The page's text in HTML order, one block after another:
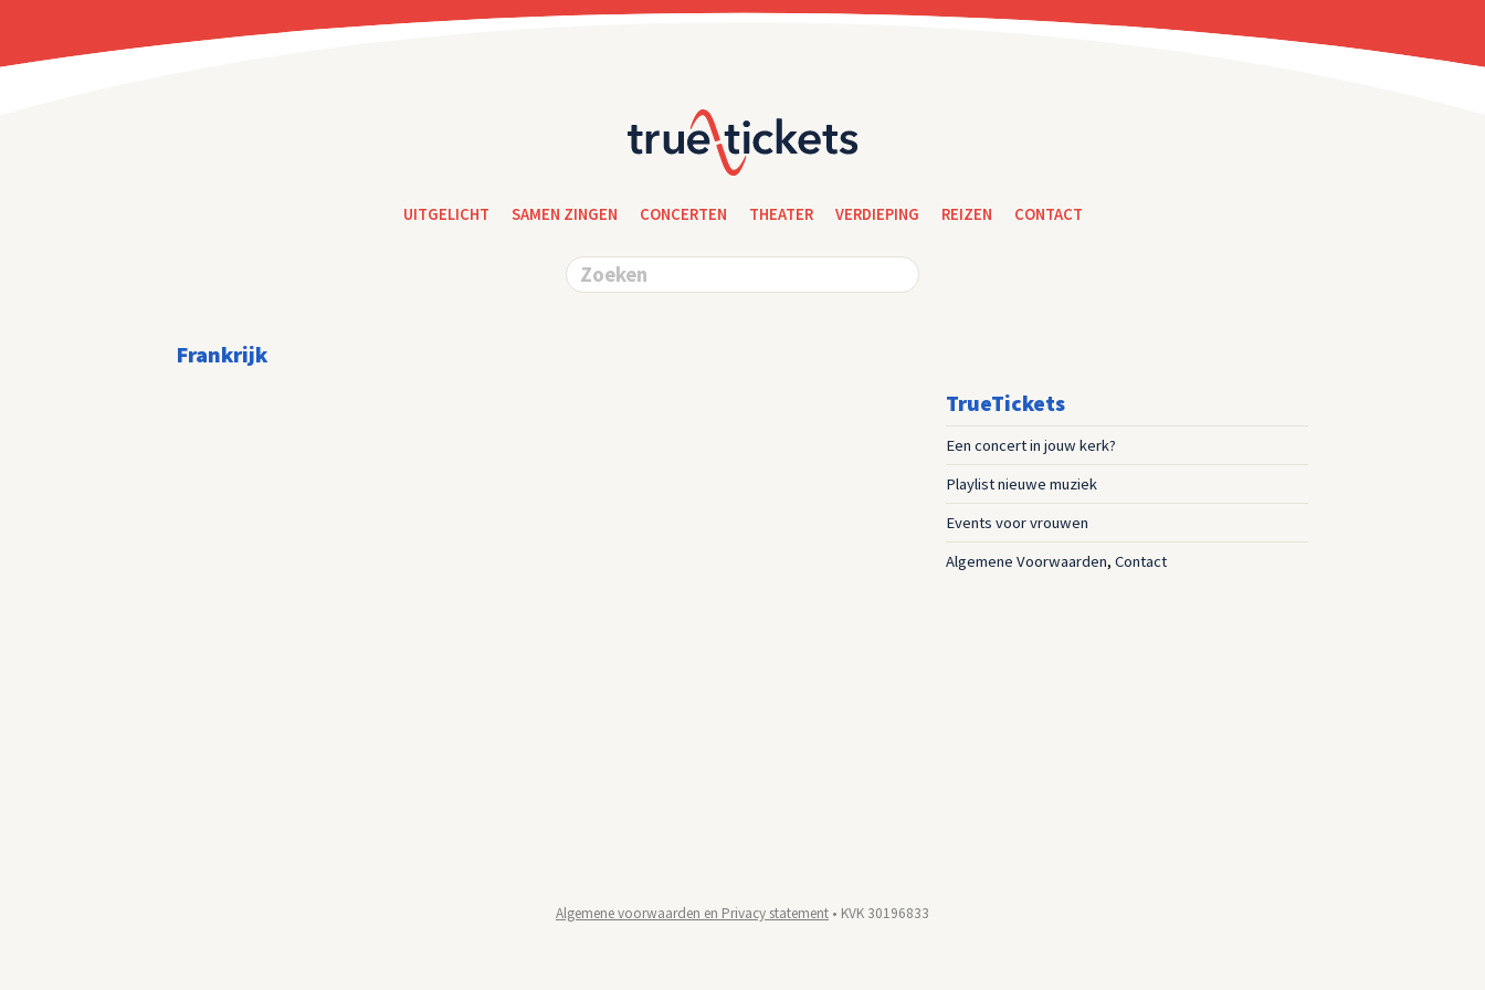
UITGELICHT SAMEN ZINGEN CONCERTEN THEATER VERDIEPING REIZEN CONTACT
Frankrijk
TrueTickets
Een concert in jouw kerk?
Playlist nieuwe muziek
Events voor vrouwen
Algemene Voorwaarden,Contact
Algemene voorwaarden en Privacy statement • KVK 30196833